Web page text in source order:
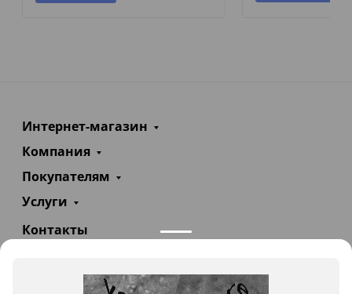
Интернет-магазин
Компания
Покупателям
Услуги
Контакты
info@teploexpert.com